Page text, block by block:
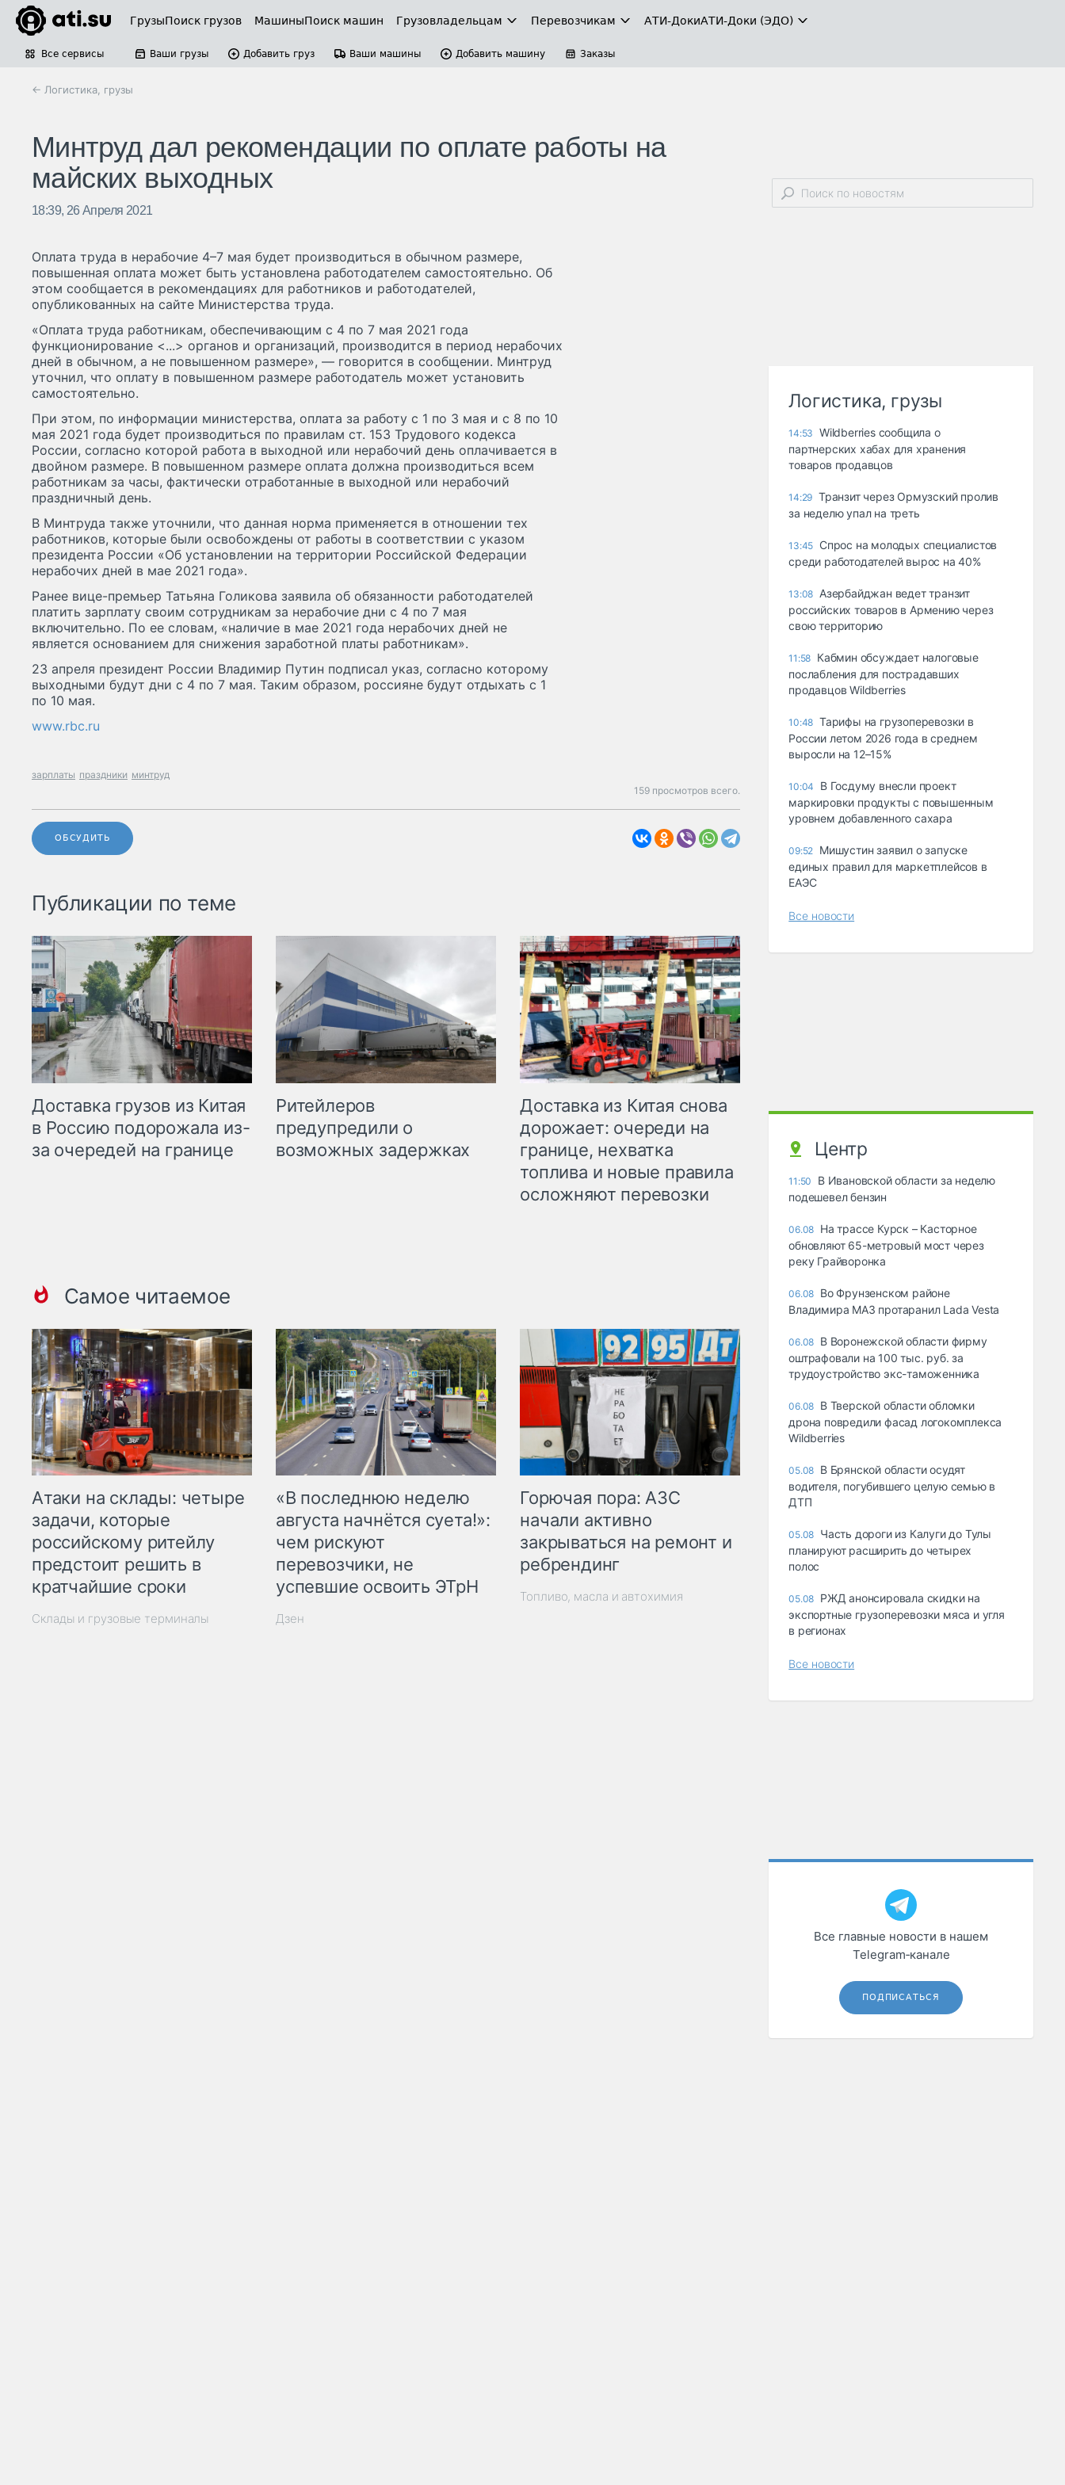
ГрузыПоиск грузов МашиныПоиск машин Грузовладельцам Перевозчикам АТИ-ДокиАТИ-Доки (ЭДО)
Все сервисы Ваши грузы Добавить груз Ваши машины Добавить машину Заказы
← Логистика, грузы
Минтруд дал рекомендации по оплате работы на
майских выходных
18:39, 26 Апреля 2021
Оплата труда в нерабочие 4–7 мая будет производиться в обычном размере,
повышенная оплата может быть установлена работодателем самостоятельно. Об
этом сообщается в рекомендациях для работников и работодателей,
опубликованных на сайте Министерства труда.
«Оплата труда работникам, обеспечивающим с 4 по 7 мая 2021 года
функционирование <...> органов и организаций, производится в период нерабочих
дней в обычном, а не повышенном размере», — говорится в сообщении. Минтруд
уточнил, что оплату в повышенном размере работодатель может установить
самостоятельно.
При этом, по информации министерства, оплата за работу с 1 по 3 мая и с 8 по 10
мая 2021 года будет производиться по правилам ст. 153 Трудового кодекса
России, согласно которой работа в выходной или нерабочий день оплачивается в
двойном размере. В повышенном размере оплата должна производиться всем
работникам за часы, фактически отработанные в выходной или нерабочий
праздничный день.
В Минтруда также уточнили, что данная норма применяется в отношении тех
работников, которые были освобождены от работы в соответствии с указом
президента России «Об установлении на территории Российской Федерации
нерабочих дней в мае 2021 года».
Ранее вице-премьер Татьяна Голикова заявила об обязанности работодателей
платить зарплату своим сотрудникам за нерабочие дни с 4 по 7 мая
включительно. По ее словам, «наличие в мае 2021 года нерабочих дней не
является основанием для снижения заработной платы работникам».
23 апреля президент России Владимир Путин подписал указ, согласно которому
выходными будут дни с 4 по 7 мая. Таким образом, россияне будут отдыхать с 1
по 10 мая.
www.rbc.ru
зарплаты праздники минтруд
159 просмотров всего.
ОБСУДИТЬ
Публикации по теме
Доставка грузов из Китая
в Россию подорожала из-
за очередей на границе
Ритейлеров
предупредили о
возможных задержках
Доставка из Китая снова
дорожает: очереди на
границе, нехватка
топлива и новые правила
осложняют перевозки
Самое читаемое
Атаки на склады: четыре
задачи, которые
российскому ритейлу
предстоит решить в
кратчайшие сроки
Склады и грузовые терминалы
«В последнюю неделю
августа начнётся суета!»:
чем рискуют
перевозчики, не
успевшие освоить ЭТрН
Дзен
Горючая пора: АЗС
начали активно
закрываться на ремонт и
ребрендинг
Топливо, масла и автохимия
Логистика, грузы
14:53
Wildberries сообщила о
партнерских хабах для хранения
товаров продавцов
14:29 Транзит через Ормузский пролив
за неделю упал на треть
13:45 Спрос на молодых специалистов
среди работодателей вырос на 40%
13:08 Азербайджан ведет транзит
российских товаров в Армению через
свою территорию
11:58 Кабмин обсуждает налоговые
послабления для пострадавших
продавцов Wildberries
10:48 Тарифы на грузоперевозки в
России летом 2026 года в среднем
выросли на 12–15%
10:04
В Госдуму внесли проект
маркировки продукты с повышенным
уровнем добавленного сахара
09:52 Мишустин заявил о запуске
единых правил для маркетплейсов в
ЕАЭС
Все новости
Центр
11:50
В Ивановской области за неделю
подешевел бензин
06.08 На трассе Курск – Касторное
обновляют 65-метровый мост через
реку Грайворонка
06.08 Во Фрунзенском районе
Владимира МАЗ протаранил Lada Vesta
06.08 В Воронежской области фирму
оштрафовали на 100 тыс. руб. за
трудоустройство экс-таможенника
06.08 В Тверской области обломки
дрона повредили фасад логокомплекса
Wildberries
05.08 В Брянской области осудят
водителя, погубившего целую семью в
ДТП
05.08 Часть дороги из Калуги до Тулы
планируют расширить до четырех
полос
05.08 РЖД анонсировала скидки на
экспортные грузоперевозки мяса и угля
в регионах
Все новости
Все главные новости в нашем
Telegram‑канале
ПОДПИСАТЬСЯ